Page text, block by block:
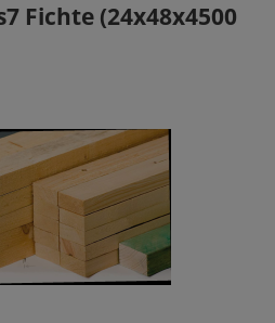
Fichte (24x48x4500